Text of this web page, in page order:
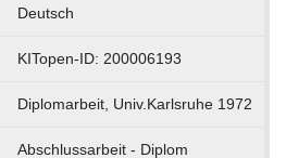
Deutsch
KITopen-ID: 200006193
Diplomarbeit, Univ.Karlsruhe 1972
Abschlussarbeit - Diplom